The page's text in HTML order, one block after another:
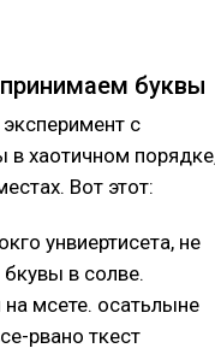
буквы
с
в хаотичном
Вот этот:
унвиертисета, не
в солве.
мсете. осатьлыне
рвано ткест